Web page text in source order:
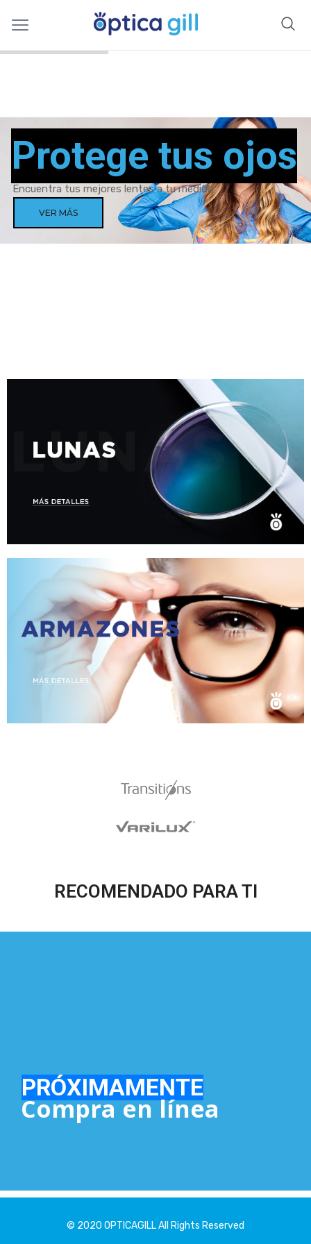
RECOMENDADO PARA TI
© 2020 OPTICAGILL All Rights Reserved